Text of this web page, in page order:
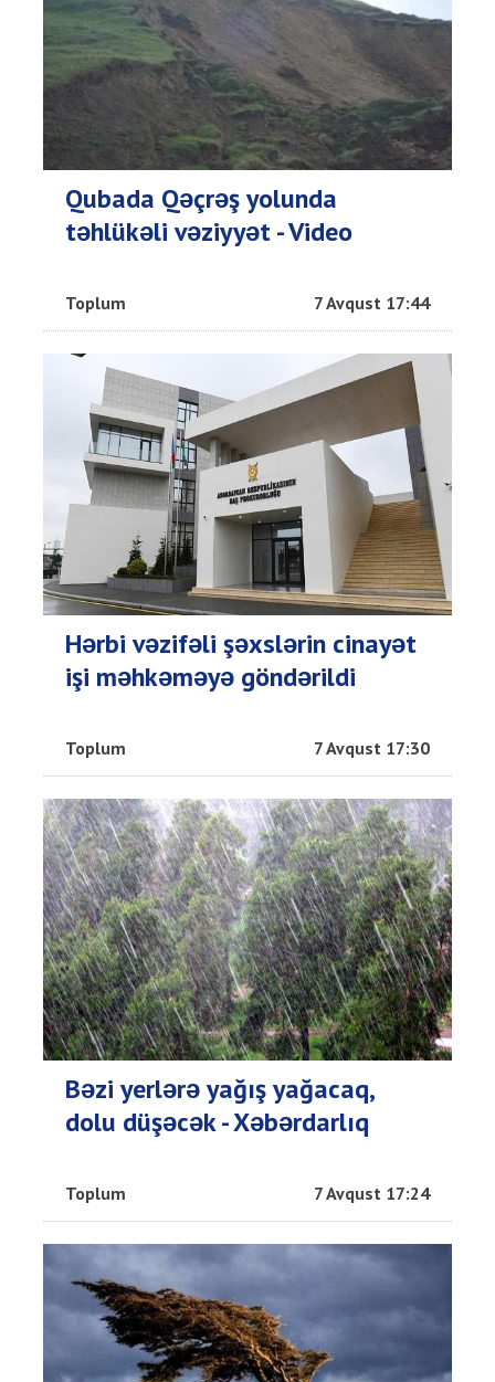
Qubada Qəçrəş yolunda
təhlükəli vəziyyət - Video
Toplum 7 Avqust 17:44
Hərbi vəzifəli şəxslərin cinayət
işi məhkəməyə göndərildi
Toplum 7 Avqust 17:30
Bəzi yerlərə yağış yağacaq,
dolu düşəcək - Xəbərdarlıq
Toplum 7 Avqust 17:24